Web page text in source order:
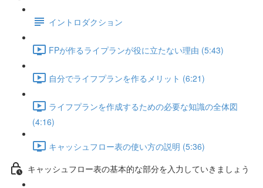
イントロダクション
FPが作るライプランが役に立たない理由 (5:43)
自分でライフプランを作るメリット (6:21)
ライフプランを作成するための必要な知識の全体図
(4:16)
キャッシュフロー表の使い方の説明 (5:36)
キャッシュフロー表の基本的な部分を入力していきましょう